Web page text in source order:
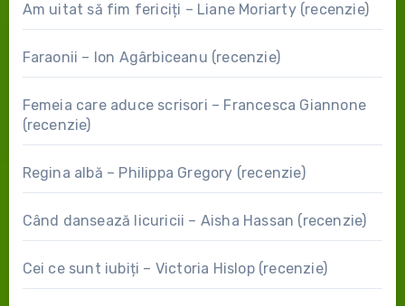
Am uitat să fim fericiți – Liane Moriarty (recenzie)
Faraonii – Ion Agârbiceanu (recenzie)
Femeia care aduce scrisori – Francesca Giannone
(recenzie)
Regina albă – Philippa Gregory (recenzie)
Când dansează licuricii – Aisha Hassan (recenzie)
Cei ce sunt iubiți – Victoria Hislop (recenzie)